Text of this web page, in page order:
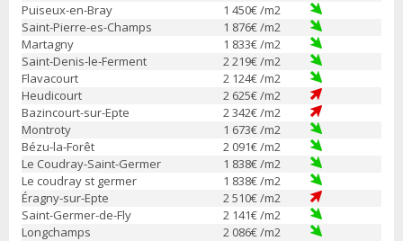
Puiseux-en-Bray
1 450€ /m2
Saint-Pierre-es-Champs
1 876€ /m2
Martagny
1 833€ /m2
Saint-Denis-le-Ferment
2 219€ /m2
Flavacourt
2 124€ /m2
Heudicourt
2 625€ /m2
Bazincourt-sur-Epte
2 342€ /m2
Montroty
1 673€ /m2
Bézu-la-Forêt
2 091€ /m2
Le Coudray-Saint-Germer
1 838€ /m2
Le coudray st germer
1 838€ /m2
Éragny-sur-Epte
2 510€ /m2
Saint-Germer-de-Fly
2 141€ /m2
Longchamps
2 086€ /m2